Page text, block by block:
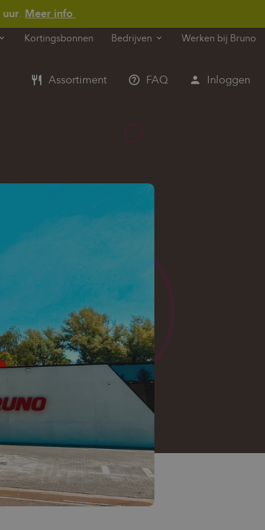
uur. Meer info
Kortingsbonnen Bedrijven Werken bij Bruno
Assortiment FAQ Inloggen